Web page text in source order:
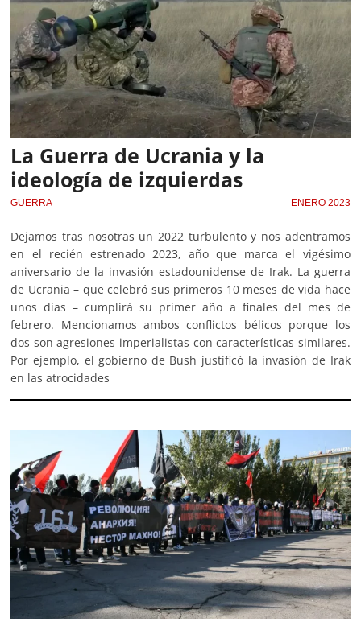
La Guerra de Ucrania y la
ideología de izquierdas
GUERRA ENERO 2023
Dejamos tras nosotras un 2022 turbulento y nos adentramos
en el recién estrenado 2023, año que marca el vigésimo
aniversario de la invasión estadounidense de Irak. La guerra
de Ucrania – que celebró sus primeros 10 meses de vida hace
unos días – cumplirá su primer año a finales del mes de
febrero. Mencionamos ambos conflictos bélicos porque los
dos son agresiones imperialistas con características similares.
Por ejemplo, el gobierno de Bush justificó la invasión de Irak
en las atrocidades